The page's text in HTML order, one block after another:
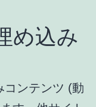
め込み
コンテンツ (動